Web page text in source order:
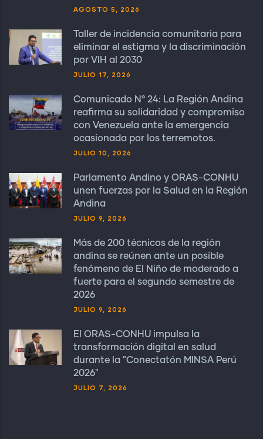
AGOSTO 5, 2026
Taller de incidencia comunitaria para
eliminar el estigma y la discriminación
por VIH al 2030
JULIO 17, 2026
Comunicado N° 24: La Región Andina
reafirma su solidaridad y compromiso
con Venezuela ante la emergencia
ocasionada por los terremotos.
JULIO 10, 2026
Parlamento Andino y ORAS-CONHU
unen fuerzas por la Salud en la Región
Andina
JULIO 9, 2026
Más de 200 técnicos de la región
andina se reúnen ante un posible
fenómeno de El Niño de moderado a
fuerte para el segundo semestre de
2026
JULIO 9, 2026
El ORAS-CONHU impulsa la
transformación digital en salud
durante la "Conectatón MINSA Perú
2026"
JULIO 7, 2026